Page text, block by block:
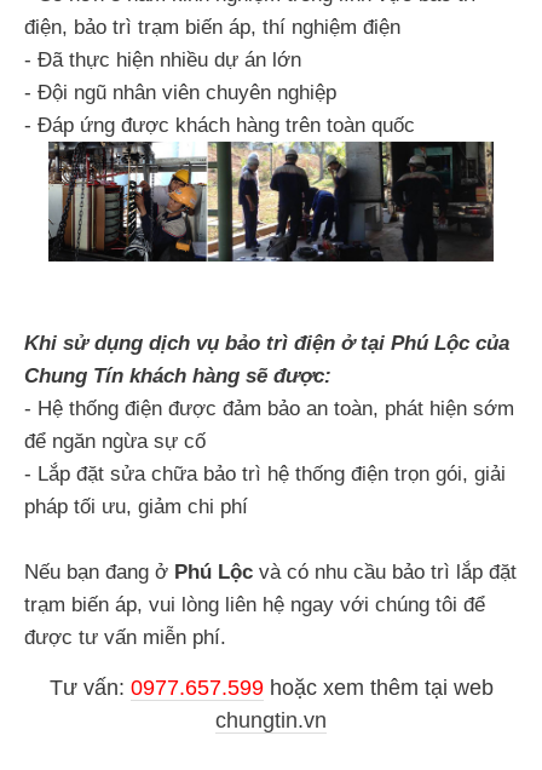
điện, bảo trì trạm biến áp, thí nghiệm điện
- Đã thực hiện nhiều dự án lớn
- Đội ngũ nhân viên chuyên nghiệp
- Đáp ứng được khách hàng trên toàn quốc
Khi sử dụng dịch vụ bảo trì điện ở tại Phú Lộc của
Chung Tín khách hàng sẽ được:
- Hệ thống điện được đảm bảo an toàn, phát hiện sớm
để ngăn ngừa sự cố
- Lắp đặt sửa chữa bảo trì hệ thống điện trọn gói, giải
pháp tối ưu, giảm chi phí
Nếu bạn đang ở Phú Lộc và có nhu cầu bảo trì lắp đặt
trạm biến áp, vui lòng liên hệ ngay với chúng tôi để
được tư vấn miễn phí.
Tư vấn: 0977.657.599hoặc xem thêm tại web
chungtin.vn